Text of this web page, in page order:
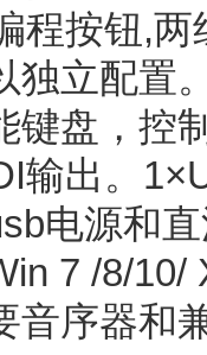
程按钮,两
独立配置。
盘，控
输出。
电源和
7 /8/10/
音序器和